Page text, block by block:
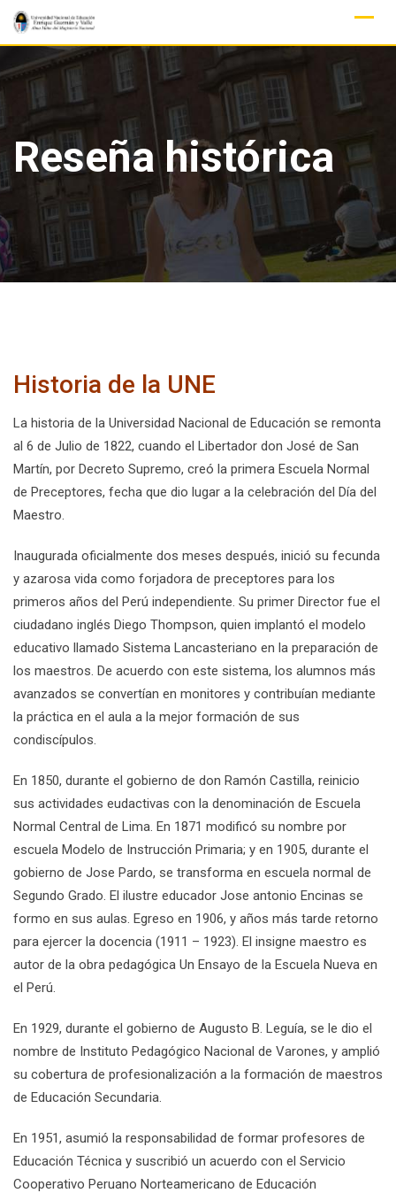
Skip
Reseña histórica
Historia de la UNE
La historia de la Universidad Nacional de Educación se remonta
al 6 de Julio de 1822, cuando el Libertador don José de San
Martín, por Decreto Supremo, creó la primera Escuela Normal
de Preceptores, fecha que dio lugar a la celebración del Día del
Maestro.
Inaugurada oficialmente dos meses después, inició su fecunda
y azarosa vida como forjadora de preceptores para los
primeros años del Perú independiente. Su primer Director fue el
ciudadano inglés Diego Thompson, quien implantó el modelo
educativo llamado Sistema Lancasteriano en la preparación de
los maestros. De acuerdo con este sistema, los alumnos más
avanzados se convertían en monitores y contribuían mediante
la práctica en el aula a la mejor formación de sus
condiscípulos.
En 1850, durante el gobierno de don Ramón Castilla, reinicio
sus actividades eudactivas con la denominación de Escuela
Normal Central de Lima. En 1871 modificó su nombre por
escuela Modelo de Instrucción Primaria; y en 1905, durante el
gobierno de Jose Pardo, se transforma en escuela normal de
Segundo Grado. El ilustre educador Jose antonio Encinas se
formo en sus aulas. Egreso en 1906, y años más tarde retorno
para ejercer la docencia (1911 – 1923). El insigne maestro es
autor de la obra pedagógica Un Ensayo de la Escuela Nueva en
el Perú.
En 1929, durante el gobierno de Augusto B. Leguía, se le dio el
nombre de Instituto Pedagógico Nacional de Varones, y amplió
su cobertura de profesionalización a la formación de maestros
de Educación Secundaria.
En 1951, asumió la responsabilidad de formar profesores de
Educación Técnica y suscribió un acuerdo con el Servicio
Cooperativo Peruano Norteamericano de Educación